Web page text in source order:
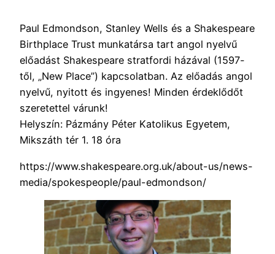
Paul Edmondson, Stanley Wells és a Shakespeare
Birthplace Trust munkatársa tart angol nyelvű
előadást Shakespeare stratfordi házával (1597-
től, „New Place”) kapcsolatban. Az előadás angol
nyelvű, nyitott és ingyenes! Minden érdeklődőt
szeretettel várunk!
Helyszín: Pázmány Péter Katolikus Egyetem,
Mikszáth tér 1. 18 óra
https://www.shakespeare.org.uk/about-us/news-
media/spokespeople/paul-edmondson/